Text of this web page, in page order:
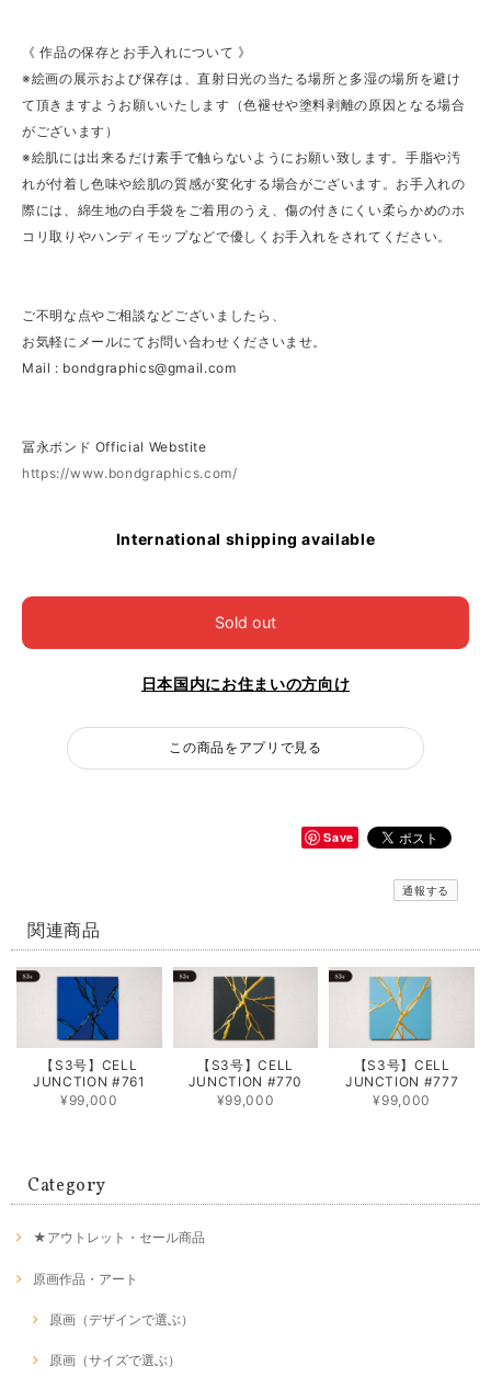
《 作品の保存とお手入れについて 》
※絵画の展示および保存は、直射日光の当たる場所と多湿の場所を避け
て頂きますようお願いいたします（色褪せや塗料剥離の原因となる場合
がございます）
※絵肌には出来るだけ素手で触らないようにお願い致します。手脂や汚
れが付着し色味や絵肌の質感が変化する場合がございます。お手入れの
際には、綿生地の白手袋をご着用のうえ、傷の付きにくい柔らかめのホ
コリ取りやハンディモップなどで優しくお手入れをされてください。
ご不明な点やご相談などございましたら、
お気軽にメールにてお問い合わせくださいませ。
Mail : bondgraphics@gmail.com
冨永ボンド Official Webstite
https://www.bondgraphics.com/
International shipping available
Sold out
日本国内にお住まいの方向け
この商品をアプリで見る
Save
通報する
関連商品
【S3号】CELL
JUNCTION #761
¥99,000
【S3号】CELL
JUNCTION #770
¥99,000
【S3号】CELL
JUNCTION #777
¥99,000
Category
★アウトレット・セール商品
原画作品・アート
原画（デザインで選ぶ）
原画（サイズで選ぶ）